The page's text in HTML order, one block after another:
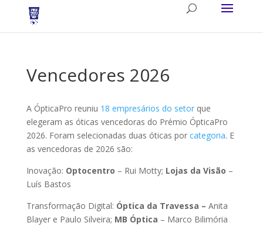
Vencedores 2026
A ÓpticaPro reuniu 18 empresários do setorque
elegeram as óticas vencedoras do Prémio ÓpticaPro
2026. Foram selecionadas duas óticas por categoria. E
as vencedoras de 2026 são:
Inovação: Optocentro – Rui Motty; Lojas da Visão –
Luís Bastos
Transformação Digital: Óptica da Travessa – Anita
Blayer e Paulo Silveira; MB Óptica – Marco Bilimória